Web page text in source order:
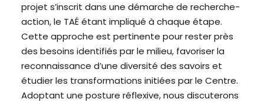
projet s’inscrit dans une démarche de recherche-
action, le TAÉ étant impliqué à chaque étape.
Cette approche est pertinente pour rester près
des besoins identifiés par le milieu, favoriser la
reconnaissance d’une diversité des savoirs et
étudier les transformations initiées par le Centre.
Adoptant une posture réflexive, nous discuterons